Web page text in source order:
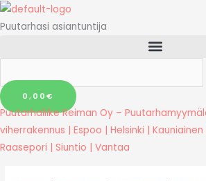
Siirry
sisältöön
Puutarhasi asiantuntija
0,00 €
Puutarhaliike Reiman Oy –
viherrakennus | Espoo | Helsinki | Kauniainen
Raasepori | Siuntio | Vantaa